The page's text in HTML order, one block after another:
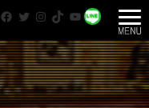
Facebook
Twitter
Instagram
TikTok
YouTube
WhatsApp